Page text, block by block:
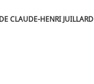
CLAUDE-HENRI JUILLARD